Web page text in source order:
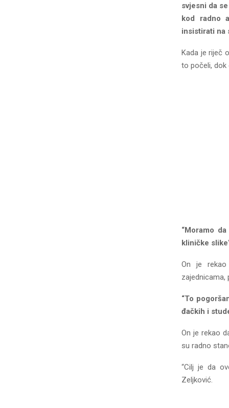
svjesni da
kod radno
insistirati na
Kada je riječ
to počeli, dok
“Moramo
kliničke slike
On je rekao
zajednicama,
“To
đačkih i
On je rekao
su radno
“Cilj je da
Zeljković.